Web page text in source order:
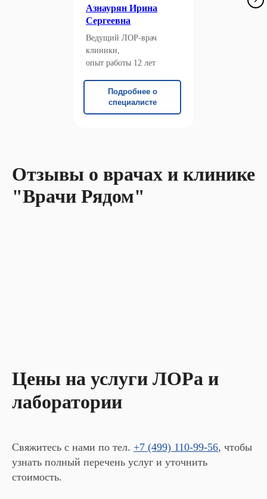
Азнаурян Ирина
Сергеевна
Ведущий ЛОР-врач
клиники,
опыт работы 12 лет
Подробнее о
специалисте
Отзывы о врачах и клинике
"Врачи Рядом"
Цены на услуги ЛОРа и
лаборатории
Свяжитесь с нами по тел. +7 (499) 110-99-56, чтобы
узнать полный перечень услуг и уточнить
стоимость.